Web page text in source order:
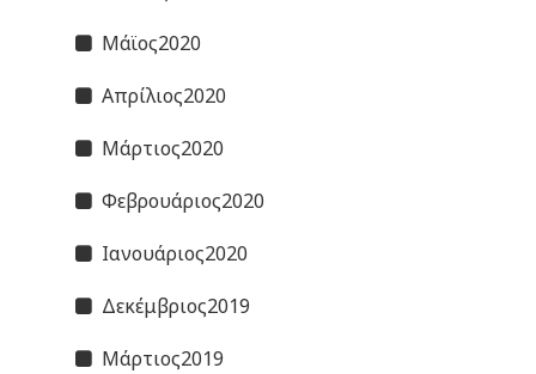
Μάϊος2020
Απρίλιος2020
Μάρτιος2020
Φεβρουάριος2020
Ιανουάριος2020
Δεκέμβριος2019
Μάρτιος2019